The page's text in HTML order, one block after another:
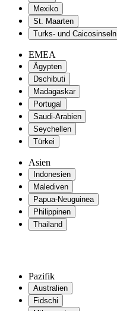
Mexiko
St. Maarten
Turks- und Caicosinseln
EMEA
Ägypten
Dschibuti
Madagaskar
Portugal
Saudi-Arabien
Seychellen
Türkei
Asien
Indonesien
Malediven
Papua-Neuguinea
Philippinen
Thailand
Pazifik
Australien
Fidschi